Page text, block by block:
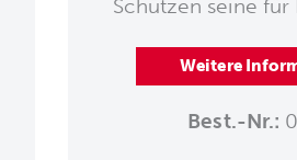
Schützen seine
Weitere
Best.-Nr.: